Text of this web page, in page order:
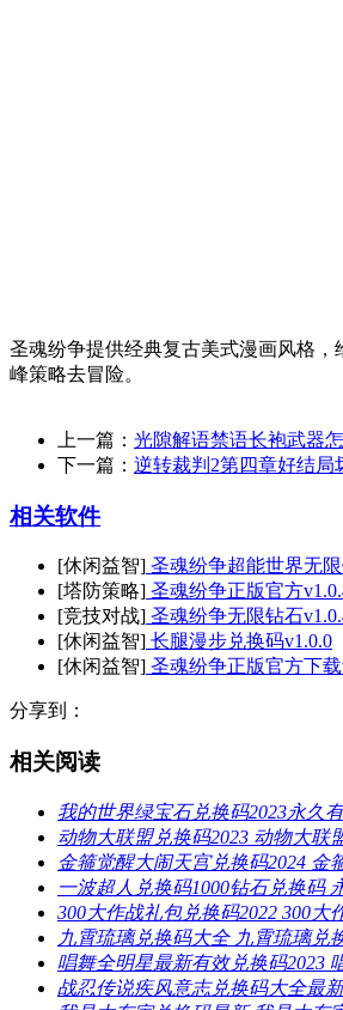
圣魂纷争提供经典复古美式漫画风格
峰策略去冒险。
上一篇： 光隙解语禁语长袍武器
下一篇： 逆转裁判2第四章好结局
相关软件
[休闲益智] 圣魂纷争超能世界无
[塔防策略] 圣魂纷争正版官方
[竞技对战] 圣魂纷争无限钻石
[休闲益智] 长腿漫步兑换码v1.0.0
[休闲益智] 圣魂纷争正版官方下载
分享到：
相关阅读
我的世界绿宝石兑换码2023永久
动物大联盟兑换码2023 动物大联
金箍觉醒大闹天宫兑换码2024 金
一波超人兑换码1000钻石兑换码
300大作战礼包兑换码2022 300大
九霄琉璃兑换码大全 九霄琉璃兑
唱舞全明星最新有效兑换码2023
战忍传说疾风意志兑换码大全最